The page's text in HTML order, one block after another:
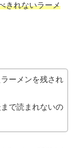
きれないラーメ
ーメンを残され
で読まれないの